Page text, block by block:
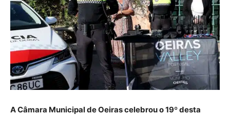
A Câmara Municipal de Oeiras celebrou o 19º desta